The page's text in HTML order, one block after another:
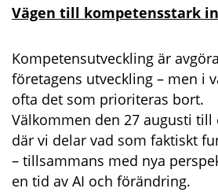
Vägen till kompetensstark
Kompetensutveckling är
företagens utveckling – men i
ofta det som prioriteras bort.
Välkommen den 27 augusti
där vi delar vad som faktiskt
– tillsammans med nya
en tid av AI och förändring.